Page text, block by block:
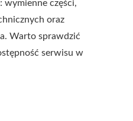
wymienne części,
oraz
Warto sprawdzić
serwisu w